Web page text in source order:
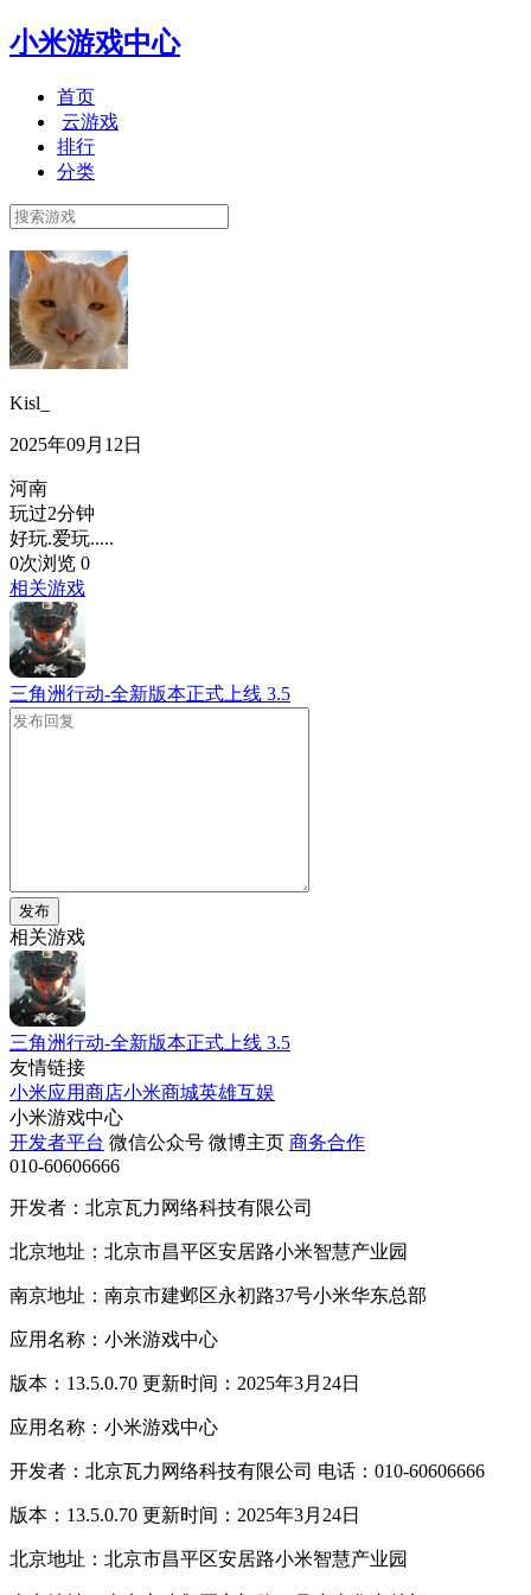
小米游戏中心
首页
云游戏
排行
分类
Kisl_
2025年09月12日
河南
玩过2分钟
好玩.爱玩.....
0次浏览 0
相关游戏
三角洲行动-全新版本正式上线 3.5
发布
相关游戏
三角洲行动-全新版本正式上线 3.5
友情链接
小米应用商店小米商城英雄互娱
小米游戏中心
开发者平台 微信公众号 微博主页 商务合作
010-60606666
开发者：北京瓦力网络科技有限公司
北京地址：北京市昌平区安居路小米智慧产业园
南京地址：南京市建邺区永初路37号小米华东总部
应用名称：小米游戏中心
版本：13.5.0.70 更新时间：2025年3月24日
应用名称：小米游戏中心
开发者：北京瓦力网络科技有限公司 电话：010-60606666
版本：13.5.0.70 更新时间：2025年3月24日
北京地址：北京市昌平区安居路小米智慧产业园